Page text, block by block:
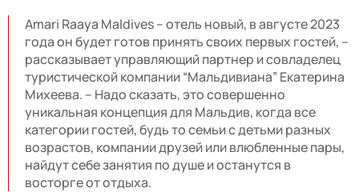
Amari Raaya Maldives – отель новый, в августе 2023
года он будет готов принять своих первых гостей, –
рассказывает управляющий партнер и совладелец
туристической компании “Мальдивиана” Екатерина
Михеева. – Надо сказать, это совершенно
уникальная концепция для Мальдив, когда все
категории гостей, будь то семьи с детьми разных
возрастов, компании друзей или влюбленные пары,
найдут себе занятия по душе и останутся в
восторге от отдыха.